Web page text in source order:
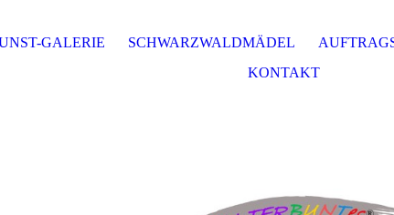
GALERIE SCHWARZWALDMÄDEL
KONTAKT